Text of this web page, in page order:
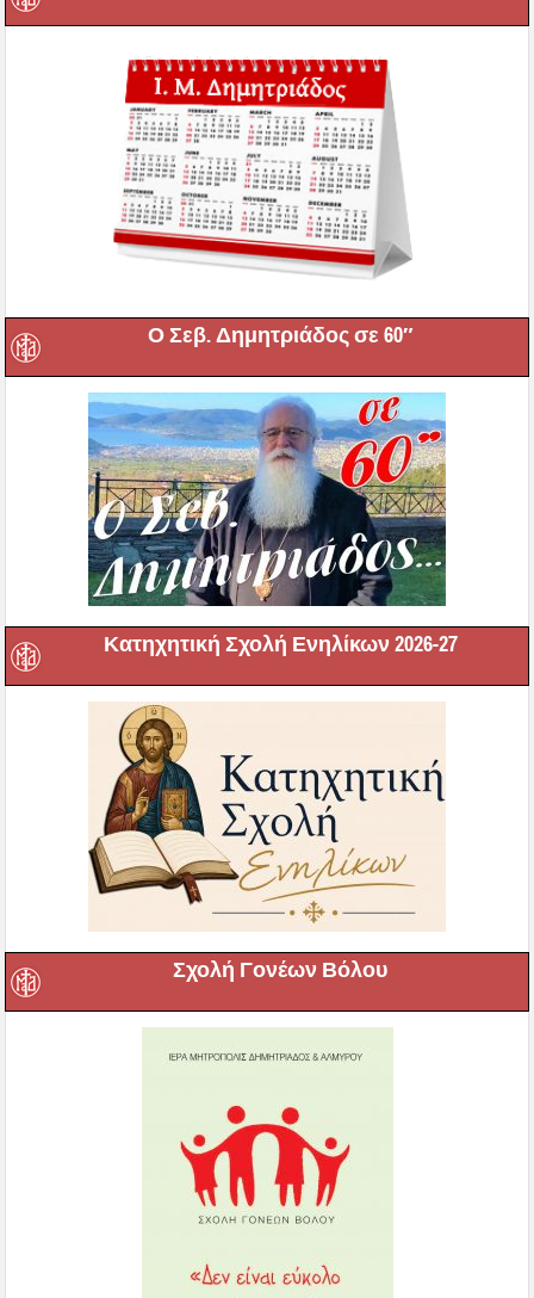
Ο Σεβ. Δημητριάδος σε 60″
Κατηχητική Σχολή Ενηλίκων 2026-27
Σχολή Γονέων Βόλου